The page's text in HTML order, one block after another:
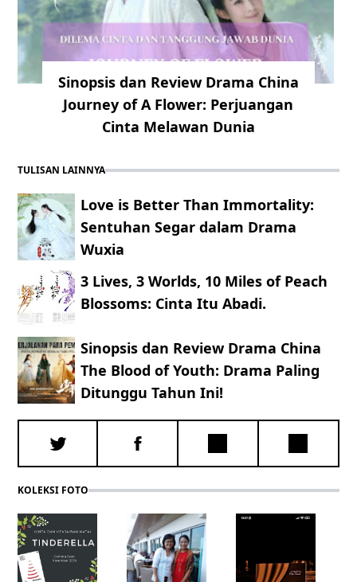
Sinopsis dan Review Drama China
Journey of A Flower: Perjuangan
Cinta Melawan Dunia
TULISAN LAINNYA
Love is Better Than Immortality:
Sentuhan Segar dalam Drama
Wuxia
3 Lives, 3 Worlds, 10 Miles of Peach
Blossoms: Cinta Itu Abadi.
Sinopsis dan Review Drama China
The Blood of Youth: Drama Paling
Ditunggu Tahun Ini!
KOLEKSI FOTO